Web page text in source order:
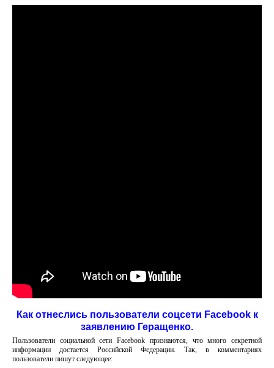
Как отнеслись пользователи соцсети Facebook к
заявлению Геращенко.
Пользователи социальной сети Facebook признаются, что много секретной
информации достается Российской Федерации. Так, в комментариях
пользователи пишут следующее: